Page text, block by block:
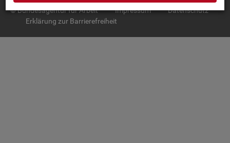
© Bundesagentur für Arbeit Impressum
Datenschutz
Erklärung zur Barrierefreiheit